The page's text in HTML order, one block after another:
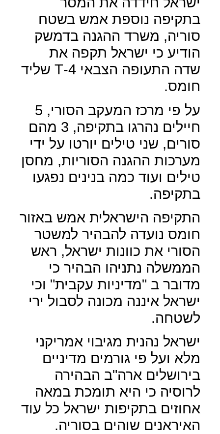
בתקיפה נוספת אמש בשטח
סוריה, משרד ההגנה בדמשק
הודיע כי ישראל תקפה את
שדה התעופה הצבאי 4-
T שליד
חומס.
על פי מרכז המעקב הסורי, 5
חיילים נהרגו בתקיפה, 3 מהם
סורים, שני טילים יורטו על ידי
מערכות ההגנה הסוריות, מחסן
טילים ועוד כמה בנינים נפגעו
בתקיפה.
התקיפה הישראלית אמש באזור
חומס נועדה להבהיר למשטר
הסורי את כוונות ישראל, ראש
הממשלה נתניהו הבהיר כי
מדובר ב "מדיניות עקבית" וכי
ישראל איננה מכונה לסבול ירי
לשטחה.
ישראל נהנית מגיבוי אמריקני
מלא ועל פי גורמים מדיניים
בירושלים ארה"ב הבהירה
לרוסיה כי היא תומכת במאה
אחוזים בתקיפות ישראל כל עוד
האיראנים שוהים בסוריה.